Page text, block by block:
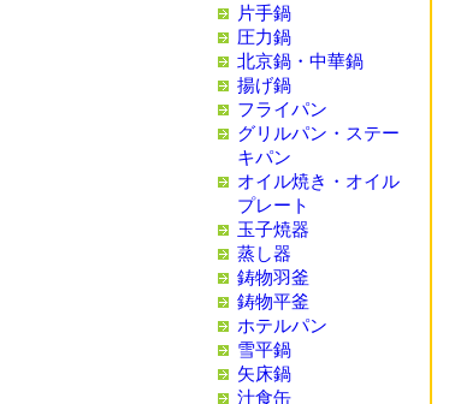
片手鍋
圧力鍋
北京鍋・中華鍋
揚げ鍋
フライパン
グリルパン・ステー
キパン
オイル焼き・オイル
プレート
玉子焼器
蒸し器
鋳物羽釜
鋳物平釜
ホテルパン
雪平鍋
矢床鍋
汁食缶